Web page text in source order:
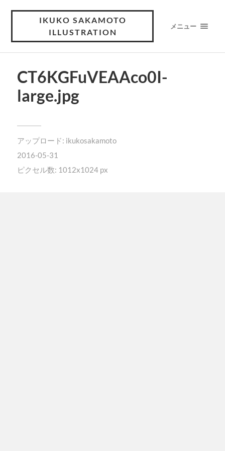
IKUKO SAKAMOTO
ILLUSTRATION
メニュー
CT6KGFuVEAAco0I-
large.jpg
アップロード: ikukosakamoto
2016-05-31
ピクセル数: 1012x1024 px